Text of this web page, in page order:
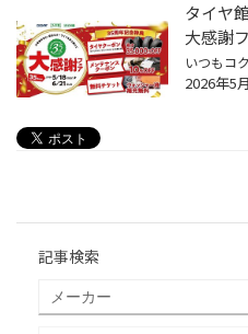
タイヤ
大感謝
2026年5
記事検索